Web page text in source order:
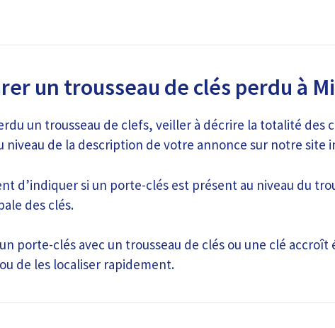
un trousseau de clés perdu à
un trousseau de clefs, veiller à décrire la totalité des
niveau de la description de votre annonce sur notre site
d’indiquer si un porte-clés est présent au niveau du
des clés.
porte-clés avec un trousseau de clés ou une clé
de les localiser rapidement.